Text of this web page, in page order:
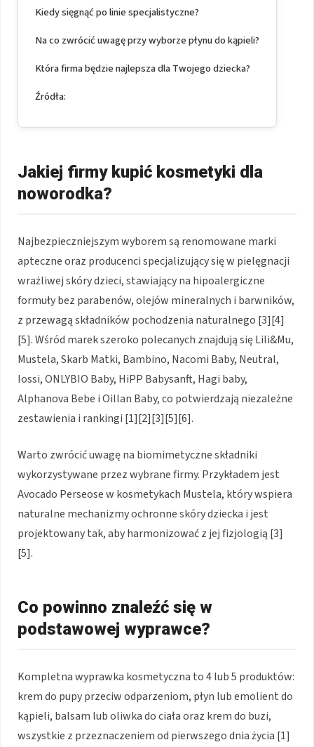
Kiedy sięgnąć po linie specjalistyczne?
Na co zwrócić uwagę przy wyborze płynu do kąpieli?
Która firma będzie najlepsza dla Twojego dziecka?
Źródła:
Jakiej firmy kupić kosmetyki dla
noworodka?
Najbezpieczniejszym wyborem są renomowane marki
apteczne oraz producenci specjalizujący się w pielęgnacji
wrażliwej skóry dzieci, stawiający na hipoalergiczne
formuły bez parabenów, olejów mineralnych i barwników,
z przewagą składników pochodzenia naturalnego [3][4]
[5]. Wśród marek szeroko polecanych znajdują się Lili&Mu,
Mustela, Skarb Matki, Bambino, Nacomi Baby, Neutral,
Iossi, ONLYBIO Baby, HiPP Babysanft, Hagi baby,
Alphanova Bebe i Oillan Baby, co potwierdzają niezależne
zestawienia i rankingi [1][2][3][5][6].
Warto zwrócić uwagę na biomimetyczne składniki
wykorzystywane przez wybrane firmy. Przykładem jest
Avocado Perseose w kosmetykach Mustela, który wspiera
naturalne mechanizmy ochronne skóry dziecka i jest
projektowany tak, aby harmonizować z jej fizjologią [3]
[5].
Co powinno znaleźć się w
podstawowej wyprawce?
Kompletna wyprawka kosmetyczna to 4 lub 5 produktów:
krem do pupy przeciw odparzeniom, płyn lub emolient do
kąpieli, balsam lub oliwka do ciała oraz krem do buzi,
wszystkie z przeznaczeniem od pierwszego dnia życia [1]